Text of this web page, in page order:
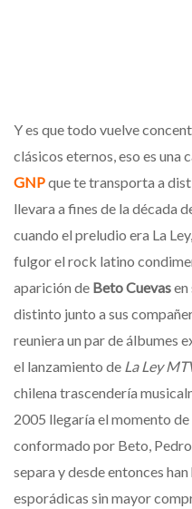
Y es que todo vuelve
clásicos eternos, eso es
GNPque te transporta a
llevara a fines de la década
cuando el preludio era La
fulgor el rock latino
aparición de Beto Cuevasen
distinto junto a sus
reuniera un par de álbumes
el lanzamiento de La Ley
chilena trascendería
2005 llegaría el momento
conformado por Beto,
separa y desde entonces
esporádicas sin mayor